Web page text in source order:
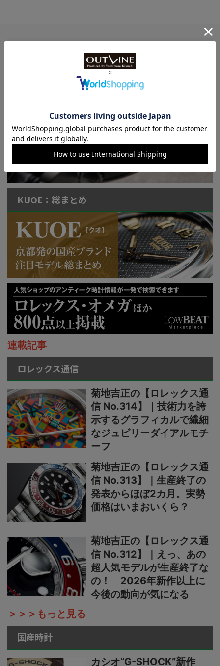
LowBEAT Marketplace
特許取得“耐衝撃”ウオッチなど
KUOE：総まとめ
連載記事
ロレックス通信
菊地吉正の【ロレックス通
信 No.314】｜技術力を誇
示するグラフィカルで繊細
なジュビリーダイアルモチ
ーフ
菊地吉正の【ロレックス通
信 No.313】｜生産終了の
発表からほぼ2カ月。実勢
価格はいまおいくら？
菊地吉正の【ロレックス通
信 No.312】｜えっ、あの
超人気モデルが生産終了な
の！ 2026年新作以上に
今後の動向が気になる
＞＞＞もっと見る
国産時計
カシオ“G-SHOCK”新作